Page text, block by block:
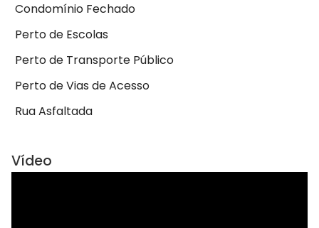
Condomínio Fechado
Perto de Escolas
Perto de Transporte Público
Perto de Vias de Acesso
Rua Asfaltada
Vídeo